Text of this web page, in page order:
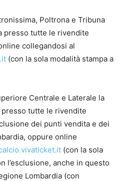
Poltrona e Tribuna
presso tutte le rivendite
collegandosi al
(con la sola modalità stampa a
Centrale e Laterale la
tutte le rivendite
dei punti vendita e dei
oppure online
(con la sola
l’esclusione, anche in questo
Lombardia (con